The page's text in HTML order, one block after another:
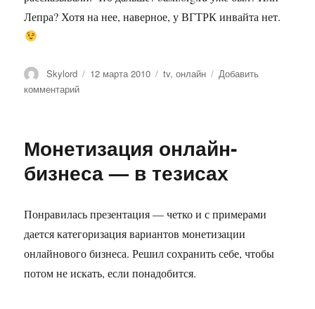
Лепра? Хотя на нее, наверное, у ВГТРК инвайта нет.
Автор
Skylord Опубликовано
12 марта 2010 Метки
tv,онлайн
Добавить
комментарийк
будем
Монетизация онлайн-
бизнеса — в тезисах
Понравилась презентация — четко и с примерами
дается категоризация вариантов монетизации
онлайнового бизнеса. Решил сохранить себе, чтобы
потом не искать, если понадобится.